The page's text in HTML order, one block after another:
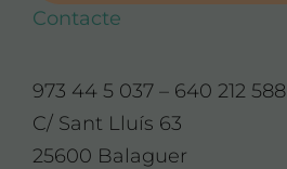
Contacte
973 44 5 037 – 640 212 588
C/ Sant Lluís 63
25600 Balaguer